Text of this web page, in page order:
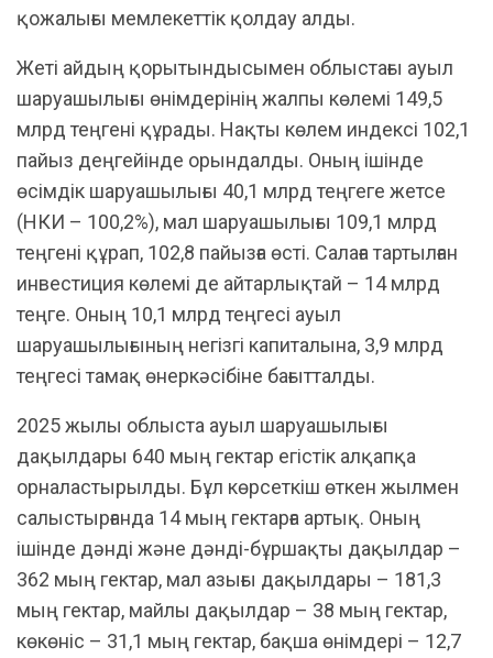
қожалығы мемлекеттік қолдау алды.
Жеті айдың қорытындысымен облыстағы ауыл
шаруашылығы өнімдерінің жалпы көлемі 149,5
млрд теңгені құрады. Нақты көлем индексі 102,1
пайыз деңгейінде орындалды. Оның ішінде
өсімдік шаруашылығы 40,1 млрд теңгеге жетсе
(НКИ – 100,2%), мал шаруашылығы 109,1 млрд
теңгені құрап, 102,8 пайызға өсті. Салаға тартылған
инвестиция көлемі де айтарлықтай – 14 млрд
теңге. Оның 10,1 млрд теңгесі ауыл
шаруашылығының негізгі капиталына, 3,9 млрд
теңгесі тамақ өнеркәсібіне бағытталды.
2025 жылы облыста ауыл шаруашылығы
дақылдары 640 мың гектар егістік алқапқа
орналастырылды. Бұл көрсеткіш өткен жылмен
салыстырғанда 14 мың гектарға артық. Оның
ішінде дәнді және дәнді-бұршақты дақылдар –
362 мың гектар, мал азығы дақылдары – 181,3
мың гектар, майлы дақылдар – 38 мың гектар,
көкөніс – 31,1 мың гектар, бақша өнімдері – 12,7